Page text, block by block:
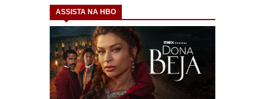
ASSISTA NA HBO